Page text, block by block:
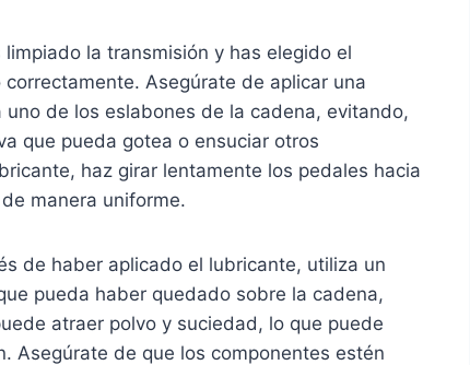
la transmisión y has elegido el
Asegúrate de aplicar una
de los eslabones de la cadena, evitando,
que pueda gotea o ensuciar otros
haz girar lentamente los pedales hacia
manera uniforme.
de haber aplicado el lubricante, utiliza un
pueda haber quedado sobre la cadena,
atraer polvo y suciedad, lo que puede
Asegúrate de que los componentes estén